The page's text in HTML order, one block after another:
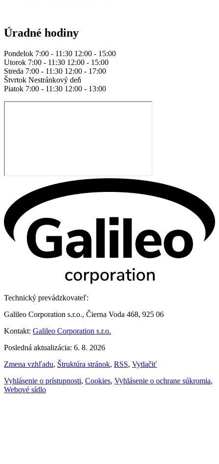
Úradné hodiny
Pondelok 7:00 - 11:30 12:00 - 15:00
Utorok 7:00 - 11:30 12:00 - 15:00
Streda 7:00 - 11:30 12:00 - 17:00
Štvrtok Nestránkový deň
Piatok 7:00 - 11:30 12:00 - 13:00
Technický prevádzkovateľ:
Galileo Corporation s.r.o., Čierna Voda 468, 925 06
Kontakt: Galileo Corporation s.r.o.
Posledná aktualizácia: 6. 8. 2026
Zmena vzhľadu, Štruktúra stránok, RSS, Vytlačiť
Vyhlásenie o prístupnosti, Cookies, Vyhlásenie o ochrane súkromia,
Webové sídlo